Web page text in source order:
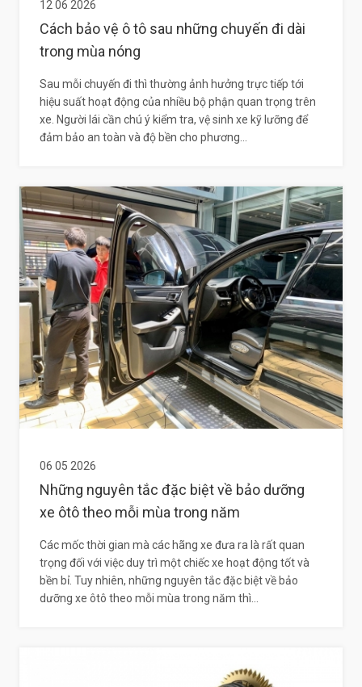
12 06 2026
Cách bảo vệ ô tô sau những chuyến đi dài
trong mùa nóng
Sau mỗi chuyến đi thì thường ảnh hưởng trực tiếp tới
hiệu suất hoạt động của nhiều bộ phận quan trọng trên
xe. Người lái cần chú ý kiểm tra, vệ sinh xe kỹ lưỡng để
đảm bảo an toàn và độ bền cho phương...
06 05 2026
Những nguyên tắc đặc biệt về bảo dưỡng
xe ôtô theo mỗi mùa trong năm
Các mốc thời gian mà các hãng xe đưa ra là rất quan
trọng đối với việc duy trì một chiếc xe hoạt động tốt và
bền bỉ. Tuy nhiên, những nguyên tắc đặc biệt về bảo
dưỡng xe ôtô theo mỗi mùa trong năm thì...